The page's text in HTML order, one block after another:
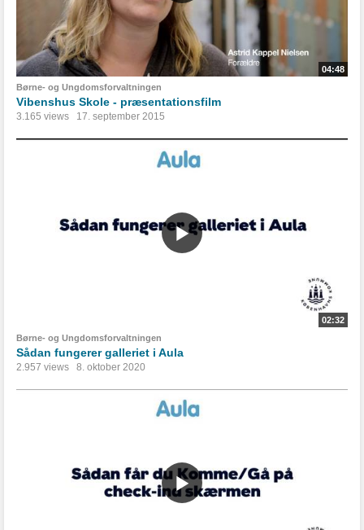
04:48
Børne- og Ungdomsforvaltningen
Vibenshus Skole - præsentationsfilm
3.165 views 17. september 2015
02:32
Børne- og Ungdomsforvaltningen
Sådan fungerer galleriet i Aula
2.957 views 8. oktober 2020